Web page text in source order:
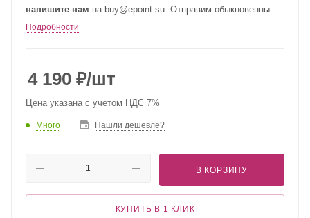
напишите нам на buy@epoint.su. Отправим обыкновенным
письмом.
Подробности
4 190 ₽/шт
Цена указана с учетом НДС 7%
Много Нашли дешевле?
В КОРЗИНУ
КУПИТЬ В 1 КЛИК